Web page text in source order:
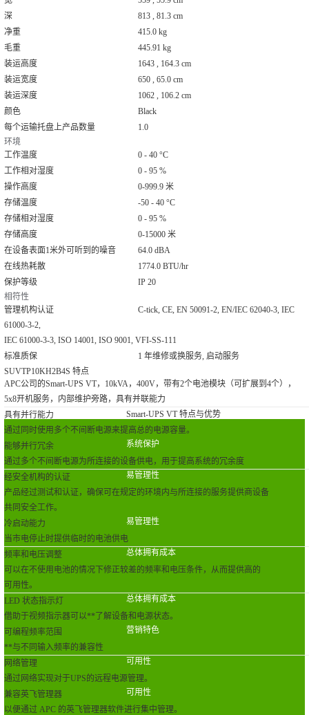
深
813 , 81.3 cm
净重
415.0 kg
毛重
445.91 kg
装运高度
1643 , 164.3 cm
装运宽度
650 , 65.0 cm
装运深度
1062 , 106.2 cm
颜色
Black
每个运输托盘上产品数量
1.0
环境
工作温度
0 - 40 °C
工作相对湿度
0 - 95 %
操作高度
0-999.9 米
存储温度
-50 - 40 °C
存储相对湿度
0 - 95 %
存储高度
0-15000 米
在设备表面1米外可听到的噪音
64.0 dBA
在线热耗散
1774.0 BTU/hr
保护等级
IP 20
相符性
管理机构认证
C-tick, CE, EN 50091-2, EN/IEC 62040-3, IEC
61000-3-2,
IEC 61000-3-3, ISO 14001, ISO 9001, VFI-SS-111
标准质保
1 年维修或换服务, 启动服务
SUVTP10KH2B4S 特点
APC公司的Smart-UPS VT，10kVA，400V，带有2个电池模块（可扩展到4个），
5x8开机服务，内部维护旁路，具有并联能力
具有并行能力
通过同时使用多个不间断电源来提高总的电源容量。
能够并行冗余
通过多个不间断电源为所连接的设备供电，用于提高系统的冗余度
Smart-UPS VT 特点与优势
系统保护
经安全机构的认证
产品经过测试和认证，确保可在规定的环境内与所连接的服务提供商设备
共同安全工作。
冷启动能力
当市电停止时提供临时的电池供电
频率和电压调整
可以在不使用电池的情况下修正较差的频率和电压条件，从而提供高的
可用性。
易管理性
LED 状态指示灯
借助于视频指示器可以**了解设备和电源状态。
可编程频率范围
**与不同输入频率的兼容性
网络管理
通过网络实现对于UPS的远程电源管理。
兼容英飞管理器
以便通过 APC 的英飞管理器软件进行集中管理。
易管理性
总体拥有成本
总体拥有成本
营销特色
可用性
可用性